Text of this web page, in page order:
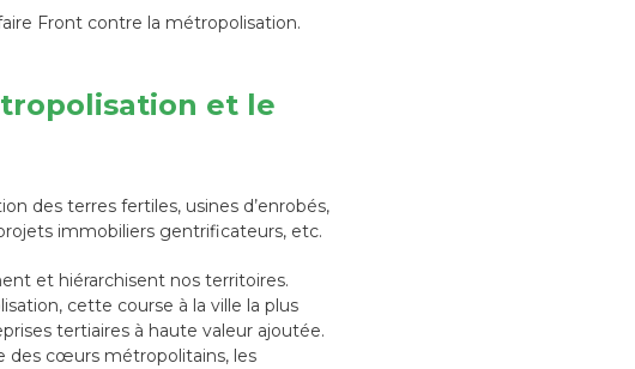
Front contre la métropolisation.
et le
des terres fertiles, usines d’enrobés,
immobiliers gentrificateurs, etc.
et hiérarchisent nos territoires.
cette course à la ville la plus
tertiaires à haute valeur ajoutée.
des cœurs métropolitains, les